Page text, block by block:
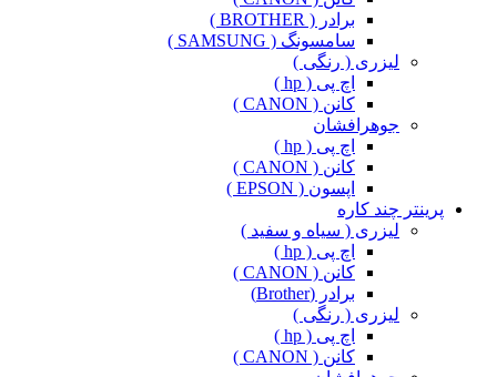
برادر ( BROTHER )
سامسونگ ( SAMSUNG )
لیزری ( رنگی )
اچ پی ( hp )
کانن ( CANON )
جوهرافشان
اچ پی ( hp )
کانن ( CANON )
اپسون ( EPSON )
پرینتر چند کاره
لیزری ( سیاه و سفید )
اچ پی ( hp )
کانن ( CANON )
برادر (Brother)
لیزری ( رنگی )
اچ پی ( hp )
کانن ( CANON )